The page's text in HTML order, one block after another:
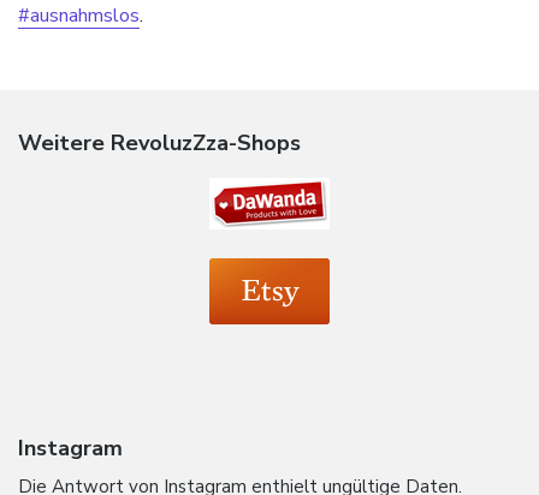
#ausnahmslos.
Weitere RevoluzZza-Shops
Instagram
Die Antwort von Instagram enthielt ungültige Daten.